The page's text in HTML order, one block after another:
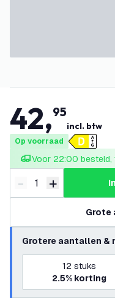
42,95
incl. btw
Op voorraad
Voor 22:00 besteld,
Verminder
- Verhoog
+
Grote
Grotere aantallen &
12 stuks
2.5% korting